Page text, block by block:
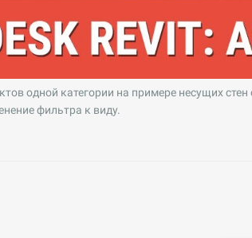
одной категории на примере несущих
фильтра к виду.